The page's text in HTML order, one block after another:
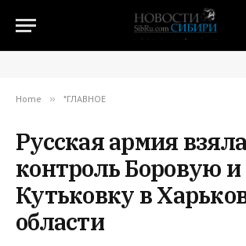
Home » *ГЛАВНОЕ
Русская армия
контроль Боровую и
Кутьковку в
области